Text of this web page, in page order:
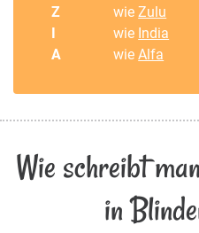
Z
wieZulu
I
wie India
A
wieAlfa
Wie schreibt
in